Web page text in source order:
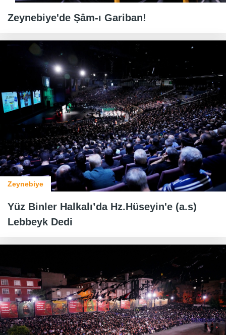
Zeynebiye'de Şâm-ı Gariban!
Zeynebiye
Yüz Binler Halkalı’da Hz.Hüseyin'e (a.s)
Lebbeyk Dedi